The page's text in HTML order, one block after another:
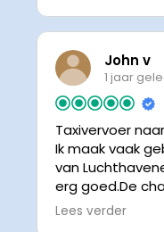
John v
1 jaar
Taxivervoer
Ik maak vaak
van
erg goed.De
afgesproken tijd
Lees verder